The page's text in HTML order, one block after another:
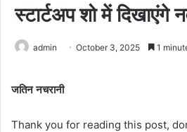
स्टार्टअप शो में दिखाएंगे
admin October 3, 2025 1
जतिन नचरानी
Thank you for reading this post,